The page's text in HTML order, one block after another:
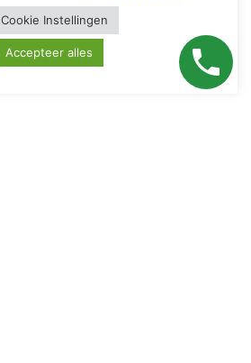
Cookie Instellingen
Accepteer alles